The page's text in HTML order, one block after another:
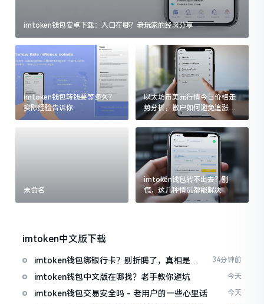
imtoken钱包安卓下载：入口在哪？老玩家的经验分享
imtoken钱包转钱要等多久？
实际经验告诉你
以太坊币美元行情今日价格走
势分析，散户如何避免追涨杀
跌被套牢
未命名
imtoken钱包转不出去？别
慌，这几种情况都能解决
imtoken中文版下载
imtoken钱包绑银行卡？别折腾了，真相是这
样的
34分钟前
imtoken钱包中文版在哪找？老手教你避坑 今天
imtoken钱包交易安全吗 - 老用户的一些心里话 今天